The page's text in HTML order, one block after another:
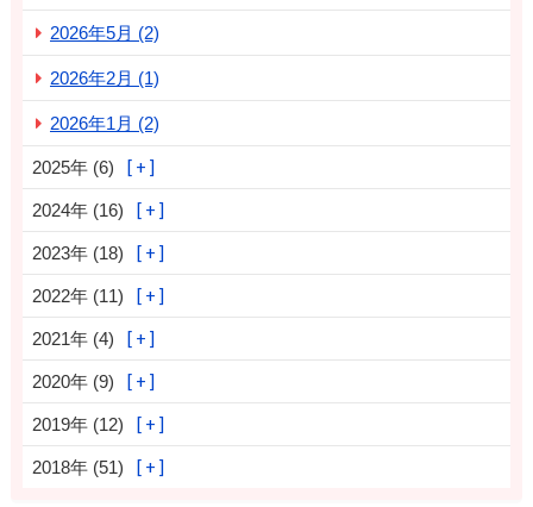
2026年5月 (2)
2026年2月 (1)
2026年1月 (2)
2025年 (6)
2024年 (16)
2023年 (18)
2022年 (11)
2021年 (4)
2020年 (9)
2019年 (12)
2018年 (51)